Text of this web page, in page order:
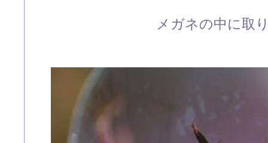
メガネの中に取